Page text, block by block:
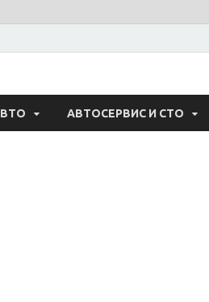
Авто
АВТОСЕРВИС И СТО